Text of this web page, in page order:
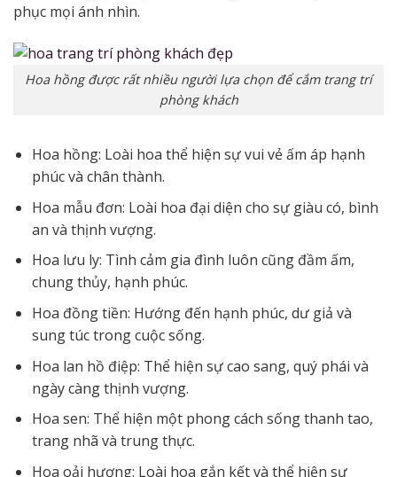
phục mọi ánh nhìn.
Hoa hồng được rất nhiều người lựa chọn để cắm trang trí
phòng khách
Hoa hồng: Loài hoa thể hiện sự vui vẻ ấm áp hạnh
phúc và chân thành.
Hoa mẫu đơn: Loài hoa đại diện cho sự giàu có, bình
an và thịnh vượng.
Hoa lưu ly: Tình cảm gia đình luôn cũng đầm ấm,
chung thủy, hạnh phúc.
Hoa đồng tiền: Hướng đến hạnh phúc, dư giả và
sung túc trong cuộc sống.
Hoa lan hồ điệp: Thể hiện sự cao sang, quý phái và
ngày càng thịnh vượng.
Hoa sen: Thể hiện một phong cách sống thanh tao,
trang nhã và trung thực.
Hoa oải hương: Loài hoa gắn kết và thể hiện sự